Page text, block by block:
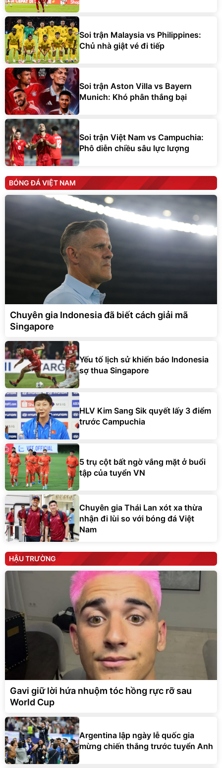
Soi trận Malaysia vs Philippines:
Chủ nhà giật vé đi tiếp
Soi trận Aston Villa vs Bayern
Munich: Khó phân thắng bại
Soi trận Việt Nam vs Campuchia:
Phô diễn chiều sâu lực lượng
BÓNG ĐÁ VIỆT NAM
Chuyên gia Indonesia đã biết cách giải mã
Singapore
Yếu tố lịch sử khiến báo Indonesia
sợ thua Singapore
HLV Kim Sang Sik quyết lấy 3 điểm
trước Campuchia
5 trụ cột bất ngờ vắng mặt ở buổi
tập của tuyển VN
Chuyên gia Thái Lan xót xa thừa
nhận đi lùi so với bóng đá Việt
Nam
HẬU TRƯỜNG
Gavi giữ lời hứa nhuộm tóc hồng rực rỡ sau
World Cup
Argentina lập ngày lễ quốc gia
mừng chiến thắng trước tuyển Anh